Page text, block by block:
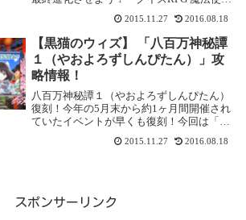
と黒猫のウィズ」で開催されている「八百
万神秘譚１（やおよろずしんぴたん）」の
攻略記事です。ここでは【初級 猫神降臨】
を攻...
2015.11.27 2016.08.18
【黒猫のウィズ】 「八百万神秘譚
１（やおよろずしんぴたん）」攻
略情報！
八百万神秘譚１（やおよろずしんぴたん）
復刻！今年の5月末から約1ヶ月間開催され
ていたイベントが早くも復刻！今回は「八
前哨戦ですね。開催期間2015年11月25
2015.11.27 2016.08.18
スポンサーリンク